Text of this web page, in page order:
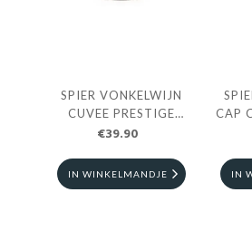
SPIER VONKELWIJN
CUVEE PRESTIGE
0.75L
€39.90
IN WINKELMANDJE
CAP
IN